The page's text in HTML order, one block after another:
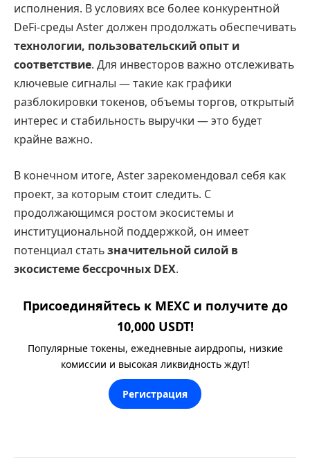
исполнения. В условиях все более конкурентной
DeFi-среды Aster должен продолжать обеспечивать
технологии, пользовательский опыт и
соответствие. Для инвесторов важно отслеживать
ключевые сигналы — такие как графики
разблокировки токенов, объемы торгов, открытый
интерес и стабильность выручки — это будет
крайне важно.
В конечном итоге, Aster зарекомендовал себя как
проект, за которым стоит следить. С
продолжающимся ростом экосистемы и
институциональной поддержкой, он имеет
потенциал статьзначительной силой в
экосистеме бессрочных DEX.
Присоединяйтесь к MEXC и получите до
10,000 USDT!
Популярные токены, ежедневные аирдропы, низкие
комиссии и высокая ликвидность ждут!
Регистрация